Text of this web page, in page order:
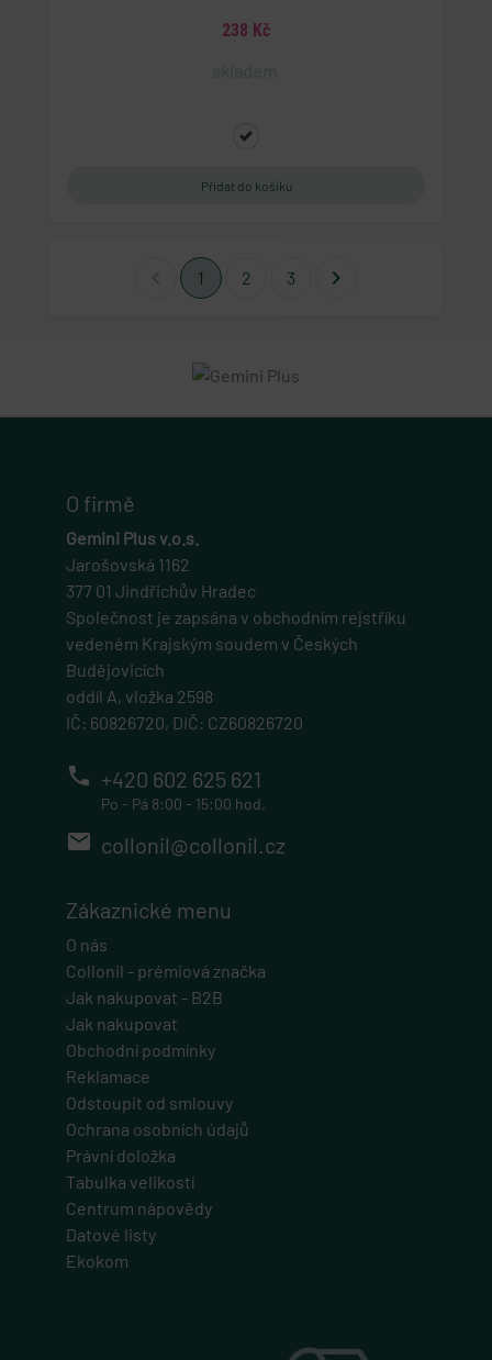
238 Kč
1 2 3 chevron_right
O firmě
Gemini Plus v.o.s.
Jarošovská 1162
377 01 Jindřichův Hradec
Společnost je zapsána v obchodním rejstříku
vedeném Krajským soudem v Českých
Budějovicích
oddíl A, vložka 2598
IČ: 60826720, DIČ: CZ60826720
phone +420 602 625 621
Po - Pá 8:00 - 15:00 hod.
email collonil@collonil.cz
Zákaznické menu
O nás
Collonil - prémiová značka
Jak nakupovat - B2B
Jak nakupovat
Obchodní podmínky
Reklamace
Odstoupit od smlouvy
Ochrana osobních údajů
Právní doložka
Tabulka velikostí
Centrum nápovědy
Datové listy
Ekokom